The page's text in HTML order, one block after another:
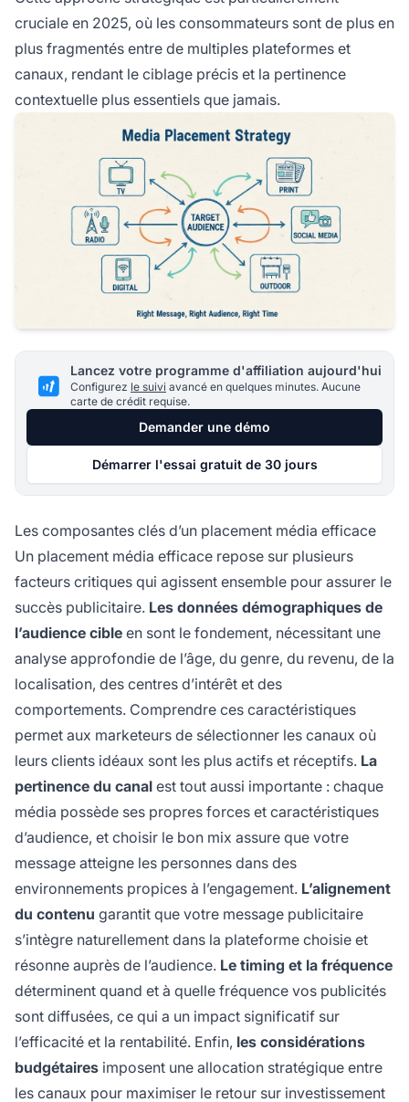
cruciale en 2025, où les consommateurs sont de plus en
plus fragmentés entre de multiples plateformes et
canaux, rendant le ciblage précis et la pertinence
contextuelle plus essentiels que jamais.
Lancez votre programme d'affiliation aujourd'hui
Configurez le suivi avancé en quelques minutes. Aucune
carte de crédit requise.
Demander une démo
Démarrer l'essai gratuit de 30 jours
Les composantes clés d’un placement média efficace
Un placement média efficace repose sur plusieurs
facteurs critiques qui agissent ensemble pour assurer le
succès publicitaire. Les données démographiques de
l’audience cible en sont le fondement, nécessitant une
analyse approfondie de l’âge, du genre, du revenu, de la
localisation, des centres d’intérêt et des
comportements. Comprendre ces caractéristiques
permet aux marketeurs de sélectionner les canaux où
leurs clients idéaux sont les plus actifs et réceptifs. La
pertinence du canal est tout aussi importante : chaque
média possède ses propres forces et caractéristiques
d’audience, et choisir le bon mix assure que votre
message atteigne les personnes dans des
environnements propices à l’engagement. L’alignement
du contenu garantit que votre message publicitaire
s’intègre naturellement dans la plateforme choisie et
résonne auprès de l’audience. Le timing et la fréquence
déterminent quand et à quelle fréquence vos publicités
sont diffusées, ce qui a un impact significatif sur
l’efficacité et la rentabilité. Enfin, les considérations
budgétaires imposent une allocation stratégique entre
les canaux pour maximiser le retour sur investissement